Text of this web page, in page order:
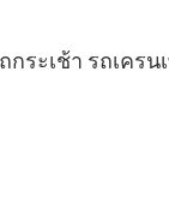
ระเช้า รถเคร